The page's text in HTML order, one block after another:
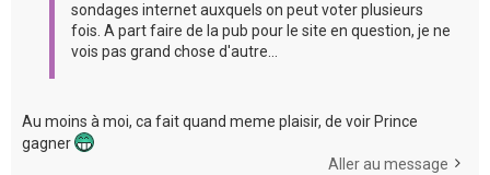
sondages internet auxquels on peut voter plusieurs
fois. A part faire de la pub pour le site en question, je ne
vois pas grand chose d'autre...
Au moins à moi, ca fait quand meme plaisir, de voir Prince
gagner
Aller au message